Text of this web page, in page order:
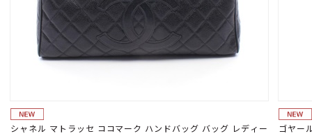
シャネル マトラッセ ココマーク ハンドバッグ バッグ レディー
ゴヤー